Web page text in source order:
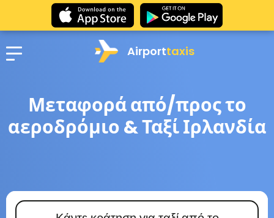
Airporttaxis
Μεταφορά από/προς το
αεροδρόμιο & Ταξί Ιρλανδία